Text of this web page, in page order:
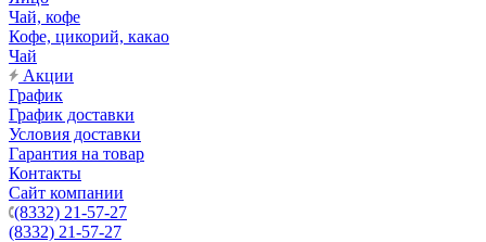
Чай, кофе
Кофе, цикорий, какао
Чай
Акции
График
График доставки
Условия доставки
Гарантия на товар
Контакты
Сайт компании
(8332) 21-57-27
(8332) 21-57-27